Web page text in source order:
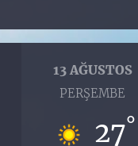
13 AĞUSTOS
PERŞEMBE
27°